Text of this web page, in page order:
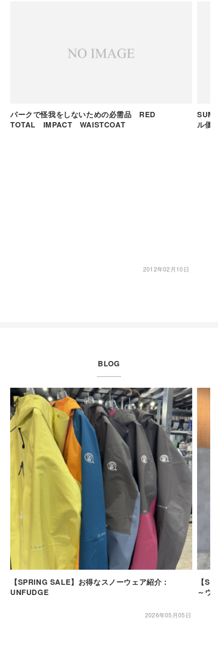
パークで怪我をしないための必需品 RED
TOTAL IMPACT WAISTCOAT
2012年02月10日
SUMMER
ル価
BLOG
【SPRING SALE】お得なスノーウェア紹介：
UNFUDGE
2026年05月05日
【
～ウ